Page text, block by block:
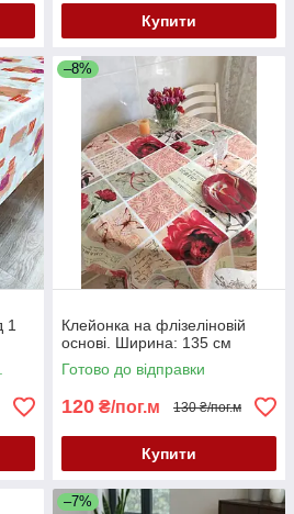
Купити
1
–8%
Клейонка на флізеліновій
основі. Ширина: 135 см
Готово до відправки
120 ₴/пог.м 130 ₴/пог.м
Купити
–7%